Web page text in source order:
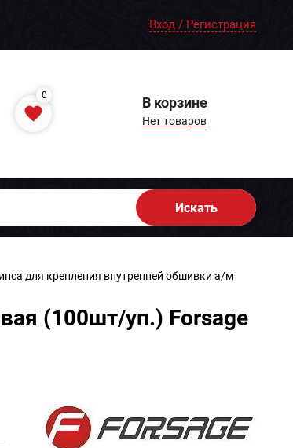
Вход / Регистрация
0 В корзине
Нет товаров
Искать
для крепления внутренней обшивки а/м
(100шт/уп.) Forsage